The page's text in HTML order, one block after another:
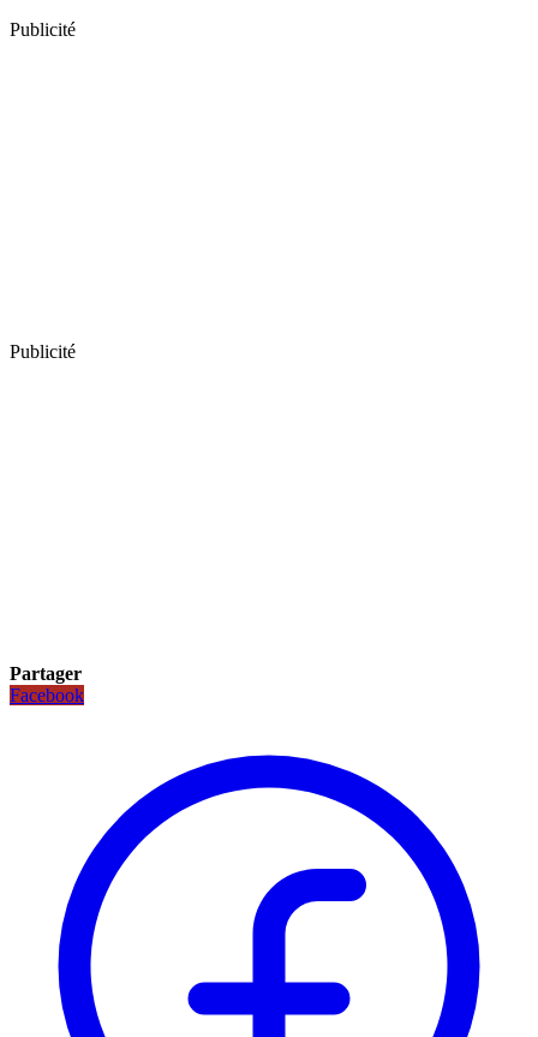
Publicité
Publicité
Partager
Facebook